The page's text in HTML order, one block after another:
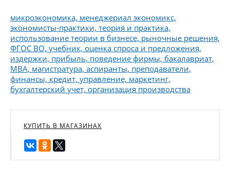
микроэкономика, менеджериал экономикс,
экономисты-практики, теория и практика,
использование теории в бизнесе, рыночные решения,
ФГОС ВО, учебник, оценка спроса и предложения,
издержки, прибыль, поведение фирмы, бакалавриат,
МВА, магистратура, аспиранты, преподаватели,
финансы, кредит, управление, маркетинг,
бухгалтерский учет, организация производства
КУПИТЬ В МАГАЗИНАХ